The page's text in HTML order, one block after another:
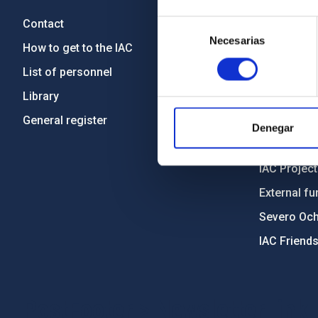
consentimiento
Necesarias
Denegar
Contact
How to get to the IAC
List of personnel
Library
General register
Gender
Forever
IAC
External
Severo
IAC Friends